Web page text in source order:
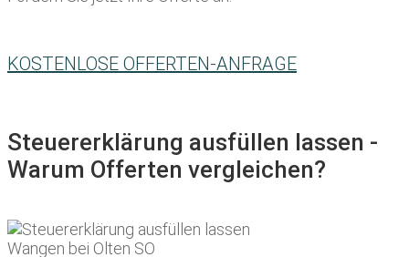
KOSTENLOSE OFFERTEN-ANFRAGE
Steuererklärung ausfüllen lassen -
Warum Offerten vergleichen?